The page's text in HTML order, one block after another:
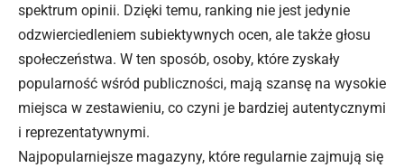
spektrum opinii. Dzięki temu, ranking nie jest jedynie
odzwierciedleniem subiektywnych ocen, ale także głosu
społeczeństwa. W ten sposób, osoby, które zyskały
popularność wśród publiczności, mają szansę na wysokie
miejsca w zestawieniu, co czyni je bardziej autentycznymi
i reprezentatywnymi.
Najpopularniejsze magazyny, które regularnie zajmują się